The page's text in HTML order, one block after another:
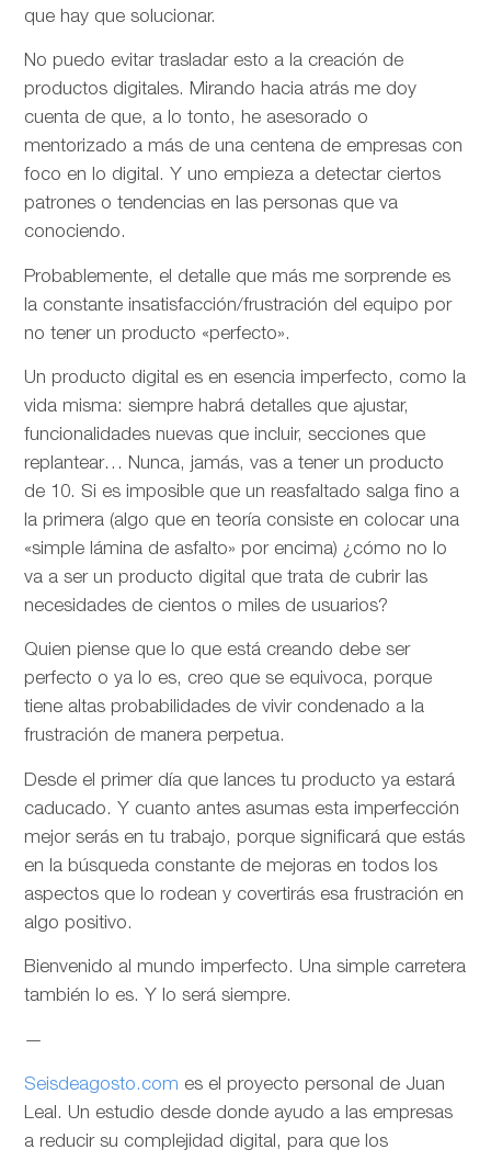
que hay que solucionar.
No puedo evitar trasladar esto a la creación de
productos digitales. Mirando hacia atrás me doy
cuenta de que, a lo tonto, he asesorado o
mentorizado a más de una centena de empresas con
foco en lo digital. Y uno empieza a detectar ciertos
patrones o tendencias en las personas que va
conociendo.
Probablemente, el detalle que más me sorprende es
la constante insatisfacción/frustración del equipo por
no tener un producto «perfecto».
Un producto digital es en esencia imperfecto, como la
vida misma: siempre habrá detalles que ajustar,
funcionalidades nuevas que incluir, secciones que
replantear… Nunca, jamás, vas a tener un producto
de 10. Si es imposible que un reasfaltado salga fino a
la primera (algo que en teoría consiste en colocar una
«simple lámina de asfalto» por encima) ¿cómo no lo
va a ser un producto digital que trata de cubrir las
necesidades de cientos o miles de usuarios?
Quien piense que lo que está creando debe ser
perfecto o ya lo es, creo que se equivoca, porque
tiene altas probabilidades de vivir condenado a la
frustración de manera perpetua.
Desde el primer día que lances tu producto ya estará
caducado. Y cuanto antes asumas esta imperfección
mejor serás en tu trabajo, porque significará que estás
en la búsqueda constante de mejoras en todos los
aspectos que lo rodean y covertirás esa frustración en
algo positivo.
Bienvenido al mundo imperfecto. Una simple carretera
también lo es. Y lo será siempre.
—
Seisdeagosto.com es el proyecto personal de Juan
Leal. Un estudio desde donde ayudo a las empresas
a reducir su complejidad digital, para que los